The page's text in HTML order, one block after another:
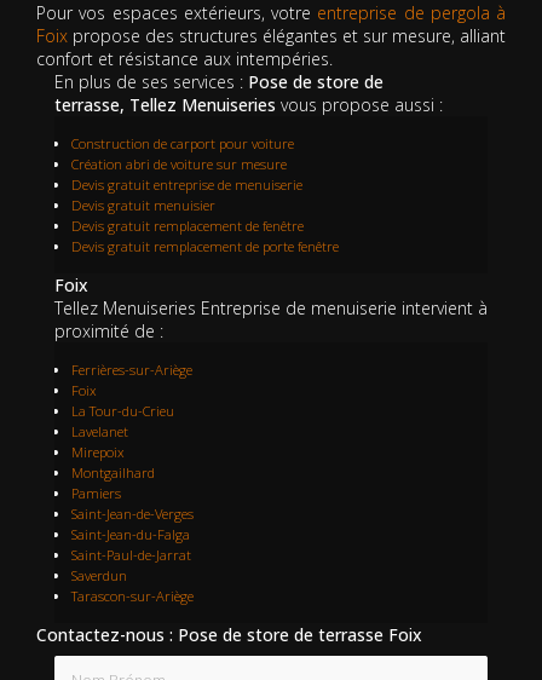
Pour vos espaces extérieurs, votre entreprise de pergola à
Foix propose des structures élégantes et sur mesure, alliant
confort et résistance aux intempéries.
En plus de ses services : Pose de store de
terrasse, Tellez Menuiseries vous propose aussi :
Construction de carport pour voiture
Création abri de voiture sur mesure
Devis gratuit entreprise de menuiserie
Devis gratuit menuisier
Devis gratuit remplacement de fenêtre
Devis gratuit remplacement de porte fenêtre
Foix
Tellez Menuiseries Entreprise de menuiserie intervient à
proximité de :
Ferrières-sur-Ariège
Foix
La Tour-du-Crieu
Lavelanet
Mirepoix
Montgailhard
Pamiers
Saint-Jean-de-Verges
Saint-Jean-du-Falga
Saint-Paul-de-Jarrat
Saverdun
Tarascon-sur-Ariège
Contactez-nous : Pose de store de terrasse Foix